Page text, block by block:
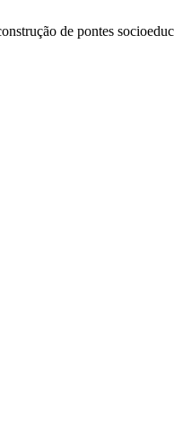
de pontes